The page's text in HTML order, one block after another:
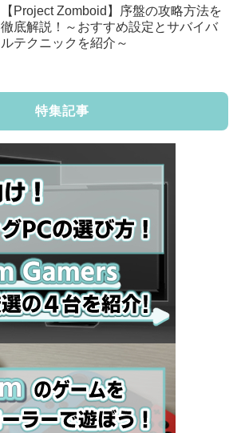
【Project Zomboid】序盤の攻略方法を
徹底解説！～おすすめ設定とサバイバ
ルテクニックを紹介～
特集記事